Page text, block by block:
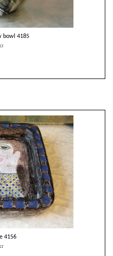
bowl 4185
4156